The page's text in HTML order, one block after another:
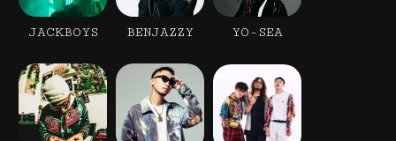
JACKBOYS BENJAZZY YO-SEA